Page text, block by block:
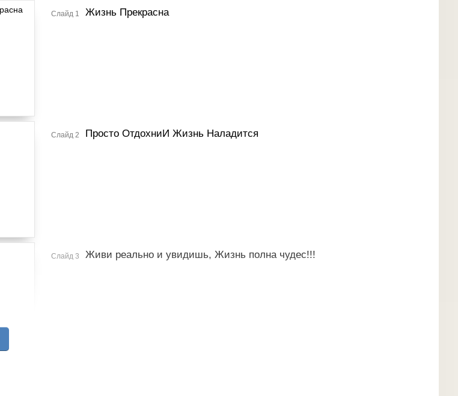
Слайд 1 Жизнь Прекрасна
Слайд 2 Просто ОтдохниИ Жизнь Наладится
Слайд 3 Живи реально и увидишь, Жизнь полна чудес!!!